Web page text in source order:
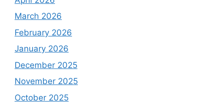
March 2026
February 2026
January 2026
December 2025
November 2025
October 2025